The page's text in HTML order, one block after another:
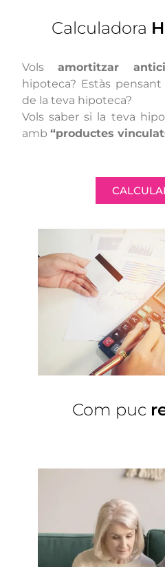
Calculadora
Volsamortitzar
hipoteca? Estàs pensant
de la teva hipoteca?
Vols saber si la teva
amb“productes
Com puc